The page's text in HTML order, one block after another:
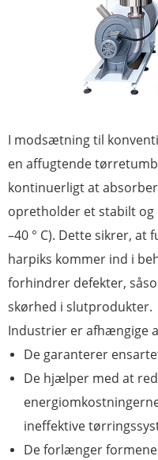
I modsætning til
en affugtende
kontinuerligt at
opretholder et stabilt og
–40 ° C). Dette sikrer,
harpiks kommer ind i
forhindrer defekter,
skørhed i slutprodukter.
Industrier er afhængige
De garanterer
De hjælper med at
ineffektive
De forlænger